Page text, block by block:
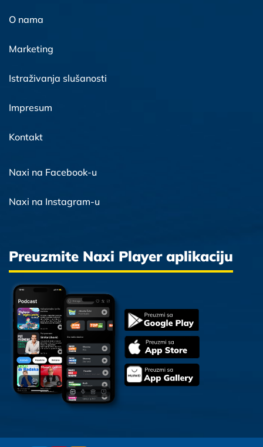
O nama
Marketing
Istraživanja slušanosti
Impresum
Kontakt
Naxi na Facebook-u
Naxi na Instagram-u
Preuzmite Naxi Player aplikaciju